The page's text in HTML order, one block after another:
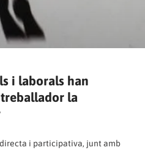
i laborals han
la
i participativa, junt amb